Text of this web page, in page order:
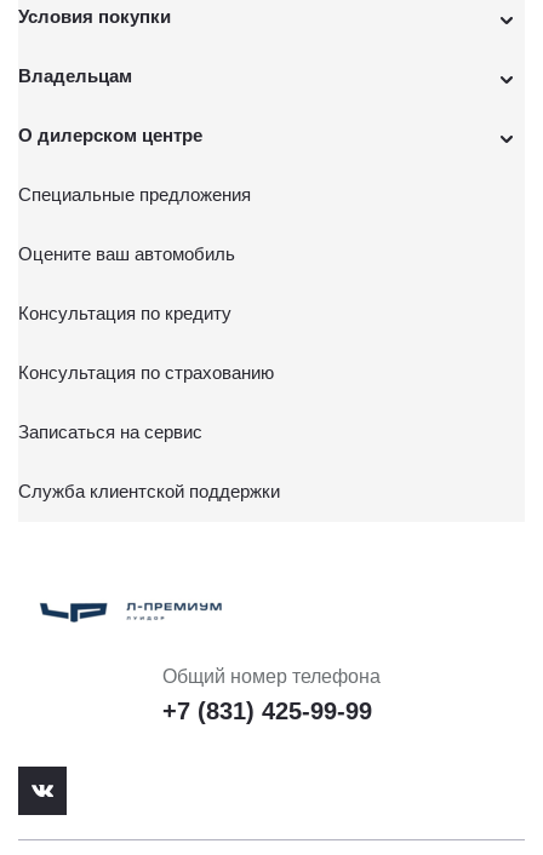
Условия покупки
Владельцам
О дилерском центре
Специальные предложения
Оцените ваш автомобиль
Консультация по кредиту
Консультация по страхованию
Записаться на сервис
Служба клиентской поддержки
Общий номер телефона
+7 (831) 425-99-99